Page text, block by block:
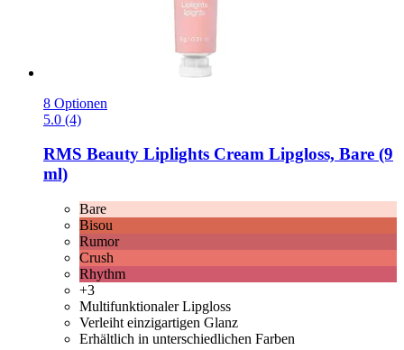
8 Optionen
5.0 (4)
RMS Beauty Liplights Cream Lipgloss, Bare (9
ml)
Bare
Bisou
Rumor
Crush
Rhythm
+3
Multifunktionaler Lipgloss
Verleiht einzigartigen Glanz
Erhältlich in unterschiedlichen Farben